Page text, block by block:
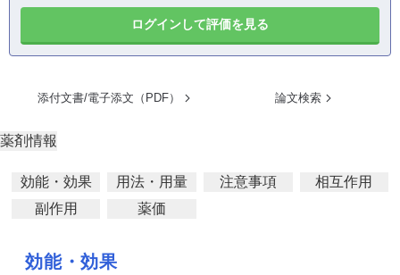
ログインして評価を見る
添付文書/電子添文（PDF） 論文検索
薬剤情報
効能・効果 用法・用量 注意事項
相互作用
副作用
薬価
効能・効果